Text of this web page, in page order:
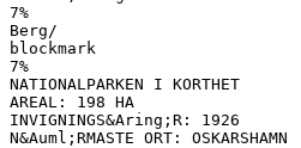
7%
Berg/
blockmark
7%
NATIONALPARKEN I KORTHET
AREAL: 198 HA
INVIGNINGS&Aring;R: 1926
N&Auml;RMASTE ORT: OSKARSHAMN